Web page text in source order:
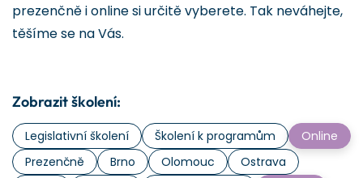
prezenčně i online si určitě vyberete. Tak neváhejte,
těšíme se na Vás.
Zobrazit školení:
Legislativní školení Školení k programům
Online
Prezenčně
Brno Olomouc
Ostrava